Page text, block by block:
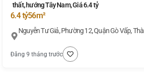
thất, hướng Tây Nam, Giá 6.4 tỷ
6.4 tỷ56m²
Nguyễn Tư Giả, Phường 12, Quận Gò Vấp,
Đăng 9 tháng trước